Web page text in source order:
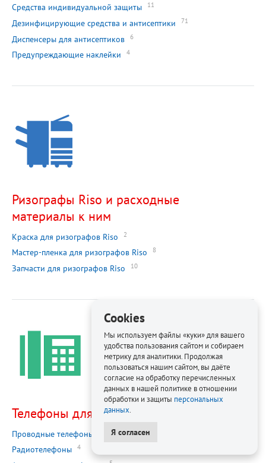
Средства индивидуальной защиты 11
Дезинфицирующие средства и антисептики 71
Диспенсеры для антисептиков 6
Предупреждающие наклейки 4
Ризографы Riso и расходные
материалы к ним
Краска для ризографов Riso 2
Мастер-пленка для ризографов Riso 8
Запчасти для ризографов Riso 10
Телефоны для офиса
Проводные телефоны
Радиотелефоны 4
Cookies
Мы используем файлы «куки» для вашего
удобства пользования сайтом и собираем
метрику для аналитики. Продолжая
пользоваться нашим сайтом, вы даёте
согласие на обработку перечисленных
данных в нашей политике в отношении
обработки и защиты персональных
данных
Я согласен